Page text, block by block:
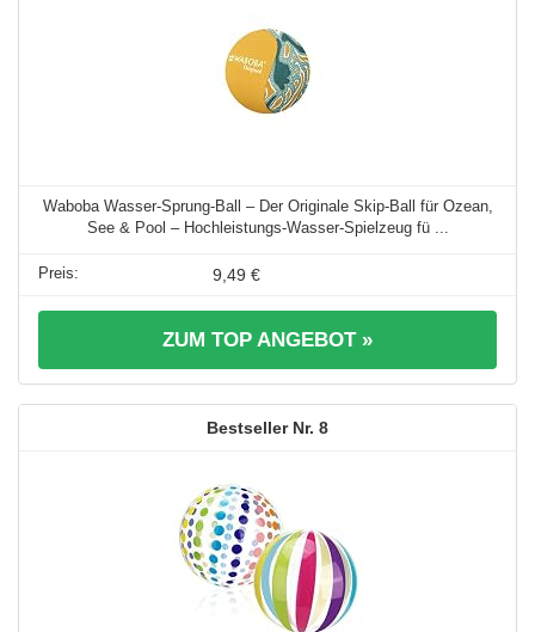
Waboba Wasser-Sprung-Ball – Der Originale Skip-Ball für Ozean,
See & Pool – Hochleistungs-Wasser-Spielzeug fü ...
9,49 €
ZUM TOP ANGEBOT »
8